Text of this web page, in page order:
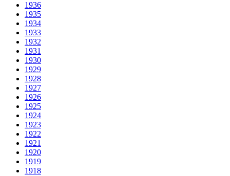
1936
1935
1934
1933
1932
1931
1930
1929
1928
1927
1926
1925
1924
1923
1922
1921
1920
1919
1918